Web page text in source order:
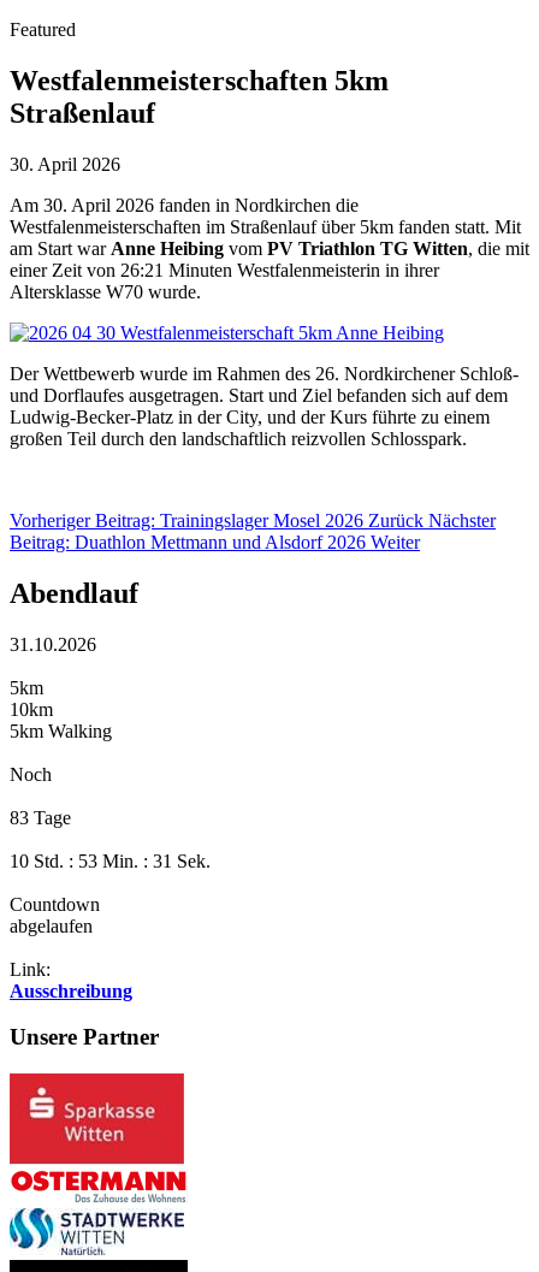
Featured
Westfalenmeisterschaften 5km
Straßenlauf
30. April 2026
Am 30. April 2026 fanden in Nordkirchen die
Westfalenmeisterschaften im Straßenlauf über 5km fanden statt. Mit
am Start war Anne Heibing vom PV Triathlon TG Witten, die mit
einer Zeit von 26:21 Minuten Westfalenmeisterin in ihrer
Altersklasse W70 wurde.
Der Wettbewerb wurde im Rahmen des 26. Nordkirchener Schloß-
und Dorflaufes ausgetragen. Start und Ziel befanden sich auf dem
Ludwig-Becker-Platz in der City, und der Kurs führte zu einem
großen Teil durch den landschaftlich reizvollen Schlosspark.
Vorheriger Beitrag: Trainingslager Mosel 2026 Zurück Nächster
Beitrag: Duathlon Mettmann und Alsdorf 2026 Weiter
Abendlauf
31.10.2026
5km
10km
5km Walking
Noch
83 Tage
10 Std. : 53 Min. : 30 Sek.
Countdown
abgelaufen
Link:
Ausschreibung
Unsere Partner